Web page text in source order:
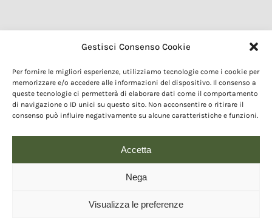
Gestisci Consenso Cookie
Per fornire le migliori esperienze, utilizziamo tecnologie come i cookie per
memorizzare e/o accedere alle informazioni del dispositivo. Il consenso a
queste tecnologie ci permetterà di elaborare dati come il comportamento
di navigazione o ID unici su questo sito. Non acconsentire o ritirare il
consenso può influire negativamente su alcune caratteristiche e funzioni.
Accetta
Nega
Visualizza le preferenze
Glossario DOP IGP
Marchi DOP IGP
Normativa prodotti DOP IGP
Consorzi di Tutela
Farm To Fork e prodotti DOP IGP